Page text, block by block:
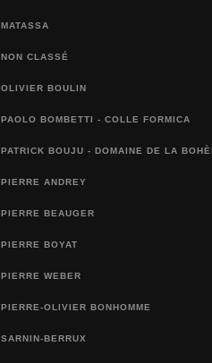
MATASSA
NON CLASSÉ
OLIVIER BOULIN
PAOLO BOMBETTI - COLLE FORMICA
PATRICK BOUJU - DOMAINE DE LA
PIERRE ANDREY
PIERRE BEAUGER
PIERRE BOYAT
PIERRE WEBER
PIERRE-OLIVIER BONHOMME
SARNIN-BERRUX